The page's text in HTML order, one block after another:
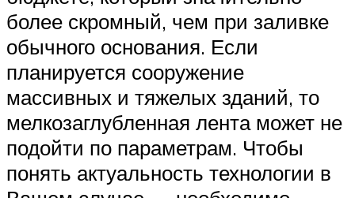
более скромный, чем при заливке
обычного основания. Если
планируется сооружение
массивных и тяжелых зданий, то
мелкозаглубленная лента может не
подойти по параметрам. Чтобы
понять актуальность технологии в